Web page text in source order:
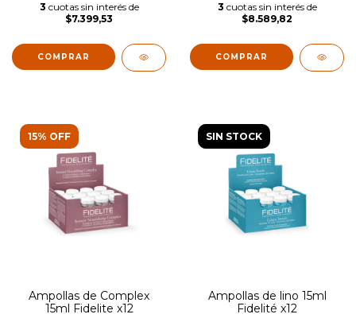
3 cuotas sin interés de
$7.399,53
3 cuotas sin interés de
$8.589,82
15% OFF
Ampollas de Complex
15ml Fidelite x12
SIN STOCK
Ampollas de lino 15ml
Fidelité x12